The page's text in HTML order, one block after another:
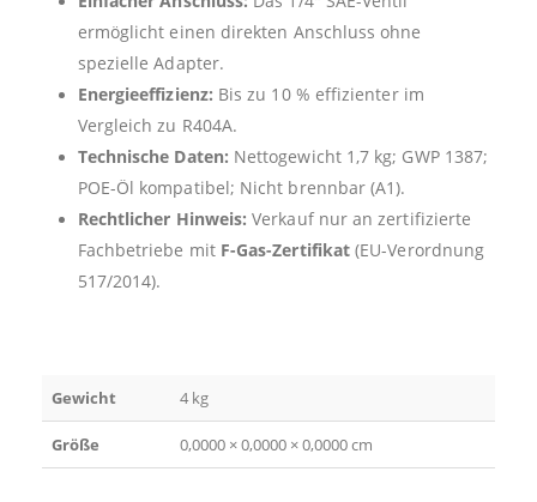
ermöglicht einen direkten Anschluss ohne
spezielle Adapter.
Energieeffizienz: Bis zu 10 % effizienter im
Vergleich zu R404A.
Technische Daten: Nettogewicht 1,7 kg; GWP 1387;
POE-Öl kompatibel; Nicht brennbar (A1).
Rechtlicher Hinweis: Verkauf nur an zertifizierte
Fachbetriebe mit F-Gas-Zertifikat (EU-Verordnung
517/2014).
Gewicht 4 kg
Größe 0,0000 × 0,0000 × 0,0000 cm